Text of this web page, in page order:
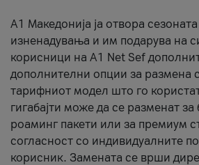
А1 Македонија ја отвора
изненадувања и им подарува на
корисници на A1 Net Sef
дополнителни опции за размена
тарифниот модел што го
гигабајти може да се разменат за
роаминг пакети или за премиум
согласност со индивидуалните
корисник. Замената се врши